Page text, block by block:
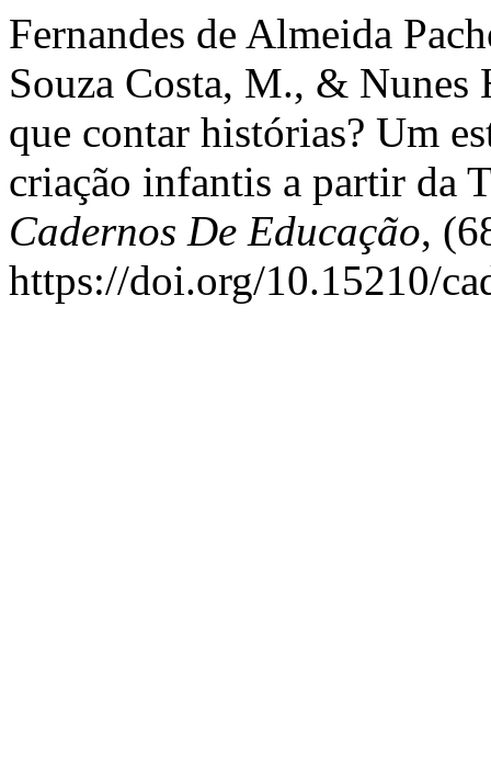
Fernandes de Almeida
Souza Costa, M., &
que contar histórias? Um
criação infantis a partir da
Cadernos De Educação,
https://doi.org/10.15210/